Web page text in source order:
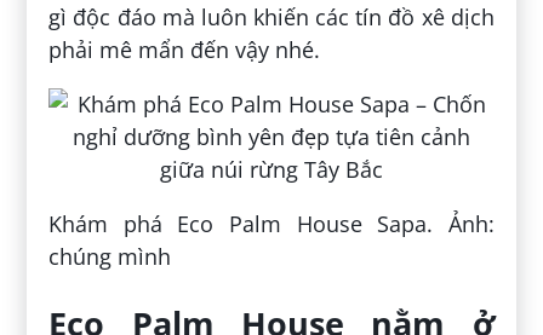
gì độc đáo mà luôn khiến các tín đồ xê dịch
phải mê mẩn đến vậy nhé.
Khám phá Eco Palm House Sapa. Ảnh:
chúng mình
Eco Palm House nằm ở